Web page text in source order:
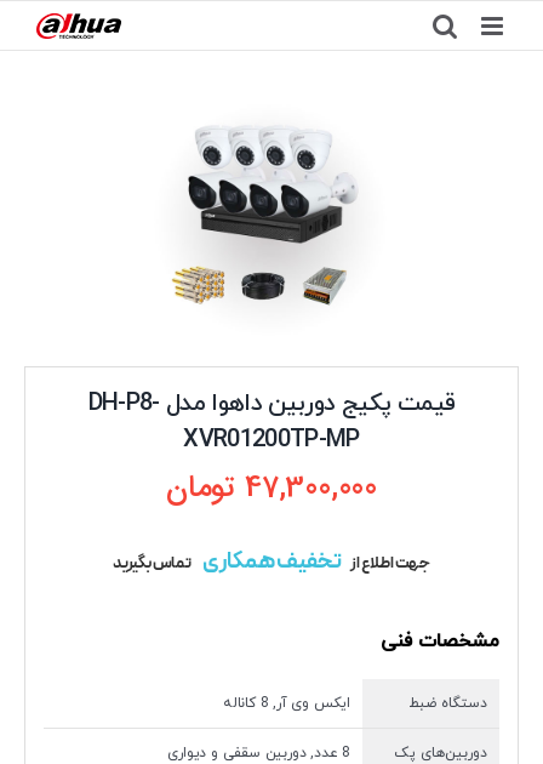
to
قیمت پکیج دوربین داهوا مدل DH-P8-
XVR01200TP-MP
47,300,000 تومان
جهت اطلاع از تخفیف همکاری تماس بگیرید
مشخصات فنی
دستگاه ضبط ایکس وی آر, 8 کاناله
دوربین‌های پک 8 عدد, دوربین سقفی و دیواری